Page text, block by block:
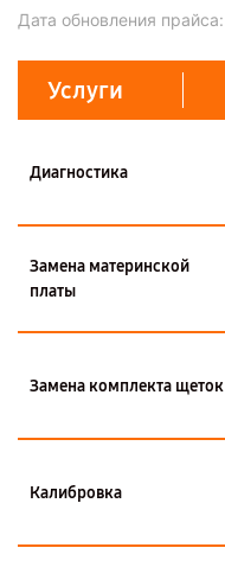
Дата обновления прайса:
Услуги
Диагностика
Замена материнской
платы
Замена комплекта щеток
Калибровка